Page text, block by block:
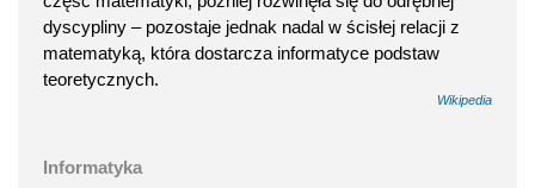
dyscypliny – pozostaje jednak nadal w ścisłej relacji z
matematyką, która dostarcza informatyce podstaw
teoretycznych.
Wikipedia
Informatyka